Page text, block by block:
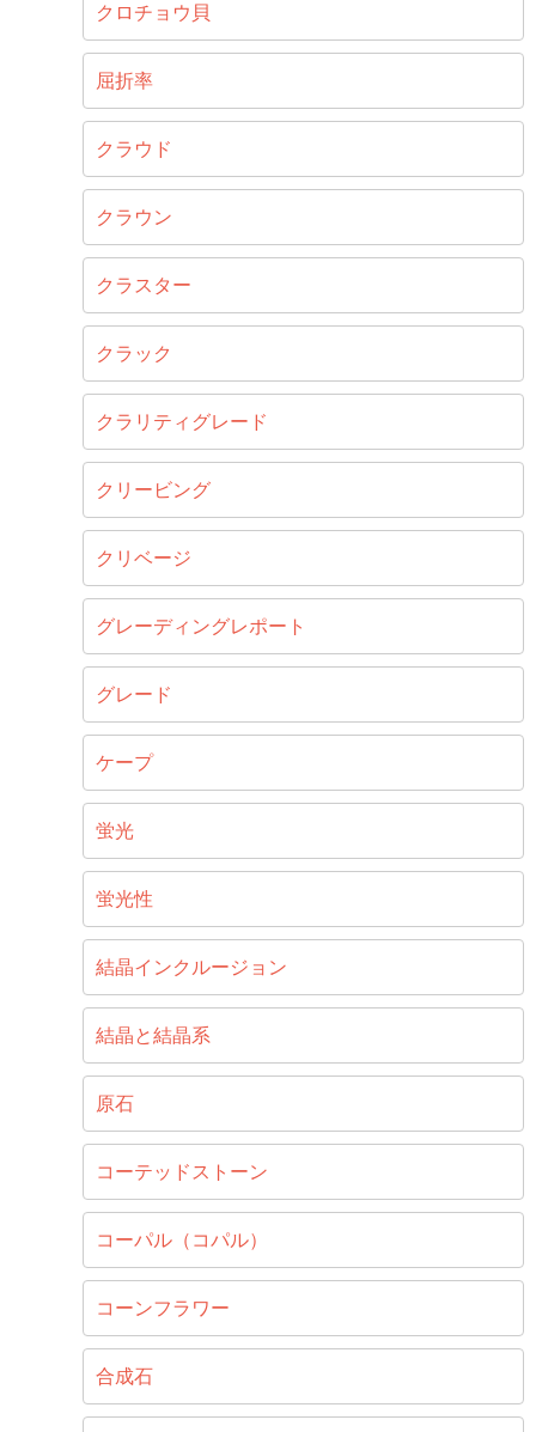
クロチョウ貝
屈折率
クラウド
クラウン
クラスター
クラック
クラリティグレード
クリービング
クリベージ
グレーディングレポート
グレード
ケープ
蛍光
蛍光性
結晶インクルージョン
結晶と結晶系
原石
コーテッドストーン
コーパル（コパル）
コーンフラワー
合成石